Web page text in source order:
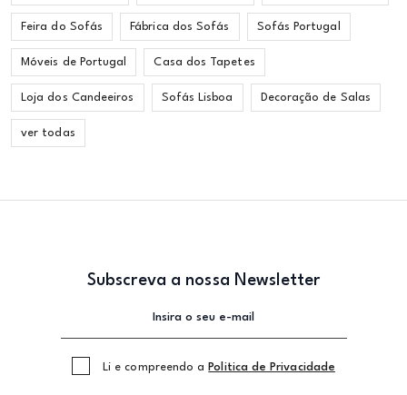
Feira do Sofás Fábrica dos Sofás Sofás Portugal
Móveis de Portugal Casa dos Tapetes
Loja dos Candeeiros Sofás Lisboa Decoração de Salas
ver todas
Subscreva a nossa Newsletter
Li e compreendo a Politica de Privacidade